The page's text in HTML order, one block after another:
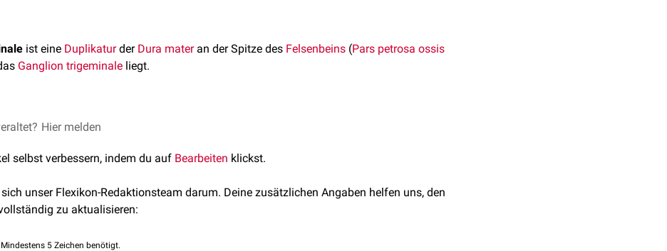
ist eine Duplikaturder Dura materan der Spitze des Felsenbeins (Pars petrosa ossis
Ganglion trigeminale liegt.
ist von 4 Strukturen umgeben
Wand desSinus cavernosus
Felsenbeins
mitLiquor cerebrospinalis
Hier melden
selbst verbessern, indem du auf Bearbeiten klickst.
unser Flexikon-Redaktionsteam darum. Deine zusätzlichen Angaben helfen uns, den
zu aktualisieren:
5 Zeichen benötigt.